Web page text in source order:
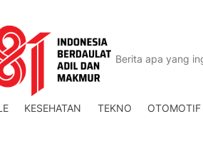
KESEHATAN TEKNO OTOMOTIF